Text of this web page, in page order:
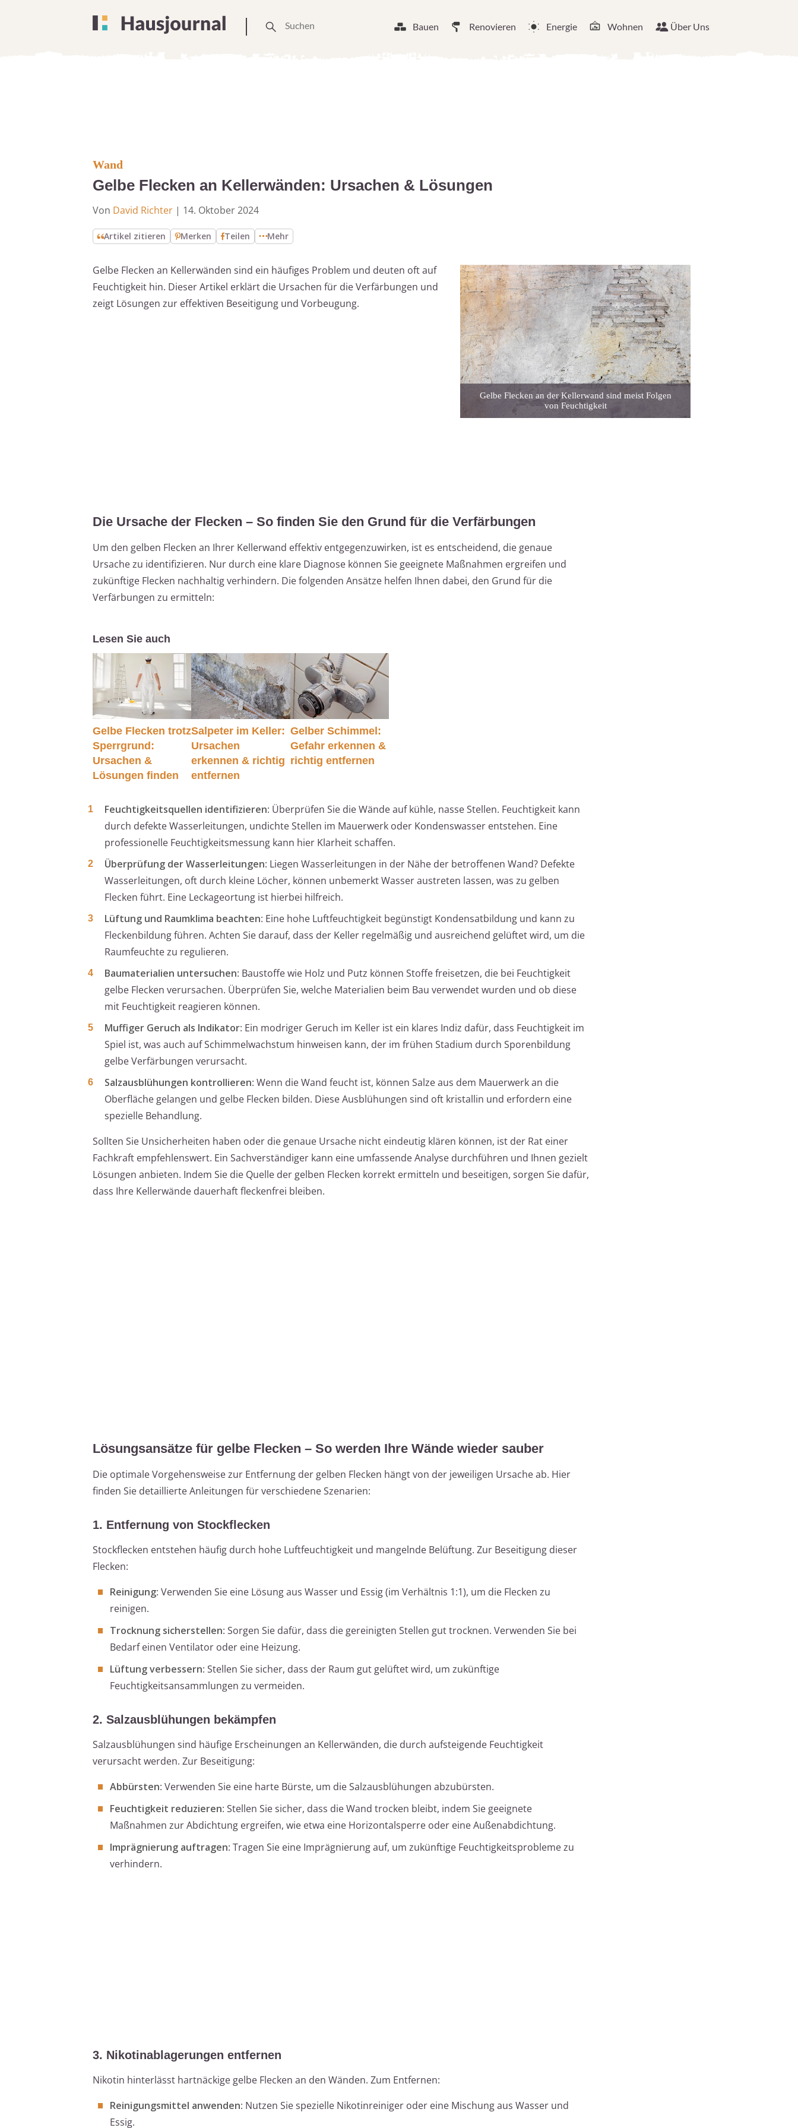
Bauen Renovieren Energie Wohnen Über Uns
Wand
Gelbe Flecken an Kellerwänden: Ursachen & Lösungen
Von David Richter | 14. Oktober 2024
Artikel zitieren Merken Teilen Mehr
Gelbe Flecken an Kellerwänden sind ein häufiges Problem und deuten oft auf
Feuchtigkeit hin. Dieser Artikel erklärt die Ursachen für die Verfärbungen und
zeigt Lösungen zur effektiven Beseitigung und Vorbeugung.
Gelbe Flecken an der Kellerwand sind meist Folgen
von Feuchtigkeit
Die Ursache der Flecken – So finden Sie den Grund für die Verfärbungen
Um den gelben Flecken an Ihrer Kellerwand effektiv entgegenzuwirken, ist es entscheidend, die genaue
Ursache zu identifizieren. Nur durch eine klare Diagnose können Sie geeignete Maßnahmen ergreifen und
zukünftige Flecken nachhaltig verhindern. Die folgenden Ansätze helfen Ihnen dabei, den Grund für die
Verfärbungen zu ermitteln:
Lesen Sie auch
Gelbe Flecken trotz
Sperrgrund:
Ursachen &
Lösungen finden
Salpeter im Keller:
Ursachen
erkennen & richtig
entfernen
Gelber Schimmel:
Gefahr erkennen &
richtig entfernen
Feuchtigkeitsquellen identifizieren: Überprüfen Sie die Wände auf kühle, nasse Stellen. Feuchtigkeit kann
durch defekte Wasserleitungen, undichte Stellen im Mauerwerk oder Kondenswasser entstehen. Eine
professionelle Feuchtigkeitsmessung kann hier Klarheit schaffen.
Überprüfung der Wasserleitungen: Liegen Wasserleitungen in der Nähe der betroffenen Wand? Defekte
Wasserleitungen, oft durch kleine Löcher, können unbemerkt Wasser austreten lassen, was zu gelben
Flecken führt. Eine Leckageortung ist hierbei hilfreich.
Lüftung und Raumklima beachten: Eine hohe Luftfeuchtigkeit begünstigt Kondensatbildung und kann zu
Fleckenbildung führen. Achten Sie darauf, dass der Keller regelmäßig und ausreichend gelüftet wird, um die
Raumfeuchte zu regulieren.
Baumaterialien untersuchen: Baustoffe wie Holz und Putz können Stoffe freisetzen, die bei Feuchtigkeit
gelbe Flecken verursachen. Überprüfen Sie, welche Materialien beim Bau verwendet wurden und ob diese
mit Feuchtigkeit reagieren können.
Muffiger Geruch als Indikator: Ein modriger Geruch im Keller ist ein klares Indiz dafür, dass Feuchtigkeit im
Spiel ist, was auch auf Schimmelwachstum hinweisen kann, der im frühen Stadium durch Sporenbildung
gelbe Verfärbungen verursacht.
Salzausblühungen kontrollieren: Wenn die Wand feucht ist, können Salze aus dem Mauerwerk an die
Oberfläche gelangen und gelbe Flecken bilden. Diese Ausblühungen sind oft kristallin und erfordern eine
spezielle Behandlung.
Sollten Sie Unsicherheiten haben oder die genaue Ursache nicht eindeutig klären können, ist der Rat einer
Fachkraft empfehlenswert. Ein Sachverständiger kann eine umfassende Analyse durchführen und Ihnen gezielt
Lösungen anbieten. Indem Sie die Quelle der gelben Flecken korrekt ermitteln und beseitigen, sorgen Sie dafür,
dass Ihre Kellerwände dauerhaft fleckenfrei bleiben.
Lösungsansätze für gelbe Flecken – So werden Ihre Wände wieder sauber
Die optimale Vorgehensweise zur Entfernung der gelben Flecken hängt von der jeweiligen Ursache ab. Hier
finden Sie detaillierte Anleitungen für verschiedene Szenarien:
1. Entfernung von Stockflecken
Stockflecken entstehen häufig durch hohe Luftfeuchtigkeit und mangelnde Belüftung. Zur Beseitigung dieser
Flecken:
Reinigung: Verwenden Sie eine Lösung aus Wasser und Essig (im Verhältnis 1:1), um die Flecken zu
reinigen.
Trocknung sicherstellen: Sorgen Sie dafür, dass die gereinigten Stellen gut trocknen. Verwenden Sie bei
Bedarf einen Ventilator oder eine Heizung.
Lüftung verbessern: Stellen Sie sicher, dass der Raum gut gelüftet wird, um zukünftige
Feuchtigkeitsansammlungen zu vermeiden.
2. Salzausblühungen bekämpfen
Salzausblühungen sind häufige Erscheinungen an Kellerwänden, die durch aufsteigende Feuchtigkeit
verursacht werden. Zur Beseitigung:
Abbürsten: Verwenden Sie eine harte Bürste, um die Salzausblühungen abzubürsten.
Feuchtigkeit reduzieren: Stellen Sie sicher, dass die Wand trocken bleibt, indem Sie geeignete
Maßnahmen zur Abdichtung ergreifen, wie etwa eine Horizontalsperre oder eine Außenabdichtung.
Imprägnierung auftragen: Tragen Sie eine Imprägnierung auf, um zukünftige Feuchtigkeitsprobleme zu
verhindern.
3. Nikotinablagerungen entfernen
Nikotin hinterlässt hartnäckige gelbe Flecken an den Wänden. Zum Entfernen:
Reinigungsmittel anwenden: Nutzen Sie spezielle Nikotinreiniger oder eine Mischung aus Wasser und
Essig.